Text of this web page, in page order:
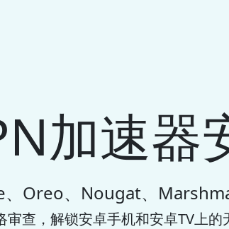
加速器
、Oreo、Nougat、
审查，解锁安卓手机和安卓TV上